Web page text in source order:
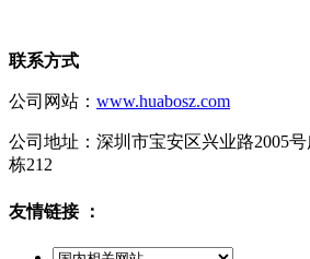
联系方式
公司网站： www.huabosz.com
公司地址：深圳市宝安区兴业路2005
栋212
友情链接 ：